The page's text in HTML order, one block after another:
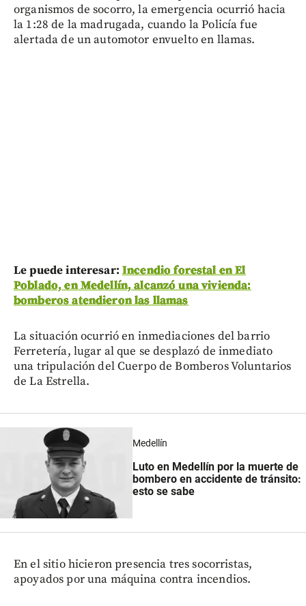
organismos de socorro, la emergencia ocurrió hacia
la 1:28 de la madrugada, cuando la Policía fue
alertada de un automotor envuelto en llamas.
Le puede interesar: Incendio forestal en El
Poblado, en Medellín, alcanzó una vivienda:
bomberos atendieron las llamas
La situación ocurrió en inmediaciones del barrio
Ferretería, lugar al que se desplazó de inmediato
una tripulación del Cuerpo de Bomberos Voluntarios
de La Estrella.
Medellín
Luto en Medellín por la muerte de
bombero en accidente de tránsito:
esto se sabe
En el sitio hicieron presencia tres socorristas,
apoyados por una máquina contra incendios.